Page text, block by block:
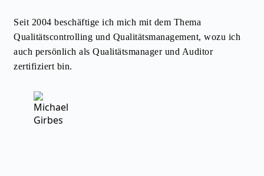
Seit 2004 beschäftige ich mich mit dem Thema
Qualitätscontrolling und Qualitätsmanagement, wozu ich
auch persönlich als Qualitätsmanager und Auditor
zertifiziert bin.